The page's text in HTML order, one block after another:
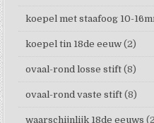
koepel met staafoog 10-
koepel tin 18de eeuw (2)
ovaal-rond losse stift (8)
ovaal-rond vaste stift (8)
waarschijnlijk 18de eeuws